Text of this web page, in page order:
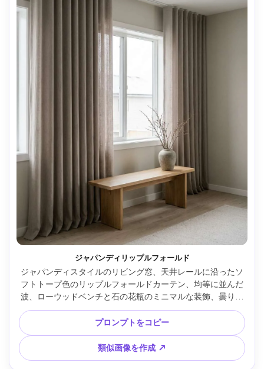
ジャパンディリップルフォールド
ジャパンディスタイルのリビング窓、天井レールに沿ったソ
フトトープ色のリップルフォールドカーテン、均等に並んだ
波、ローウッドベンチと石の花瓶のミニマルな装飾、曇り空
の柔らかい窓光で静かなトーン、微かなグレインとリアルな
ドレープ、Leica SL2・35mm・f/4、クリーンな構図、高級
インテリアエディトリアル --ar 4:5
プロンプトをコピー
類似画像を作成 ↗